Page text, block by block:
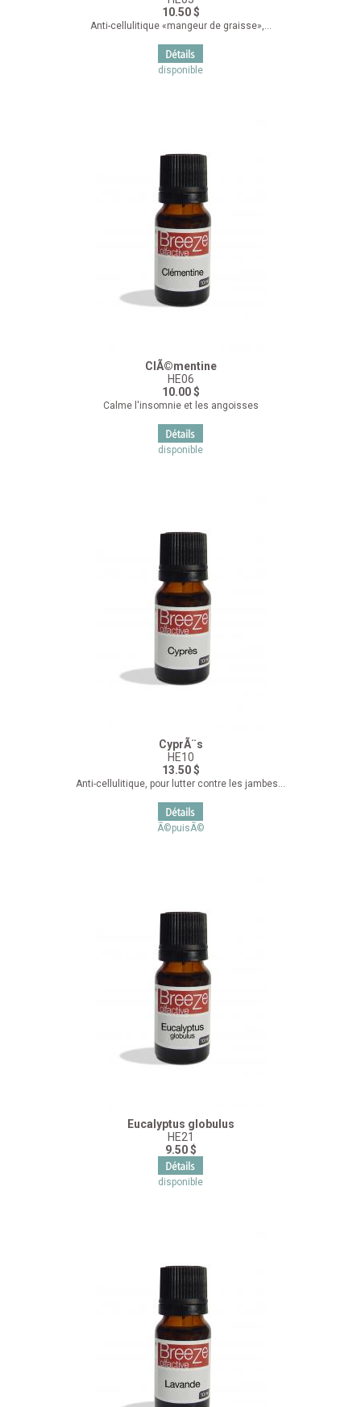
10.50 $
Anti-cellulitique «mangeur de graisse»,...
disponible
ClÃ©mentine
HE06
10.00 $
Calme l'insomnie et les angoisses
disponible
CyprÃ¨s
HE10
13.50 $
Anti-cellulitique, pour lutter contre les jambes...
Ã©puisÃ©
Eucalyptus globulus
HE21
9.50 $
disponible